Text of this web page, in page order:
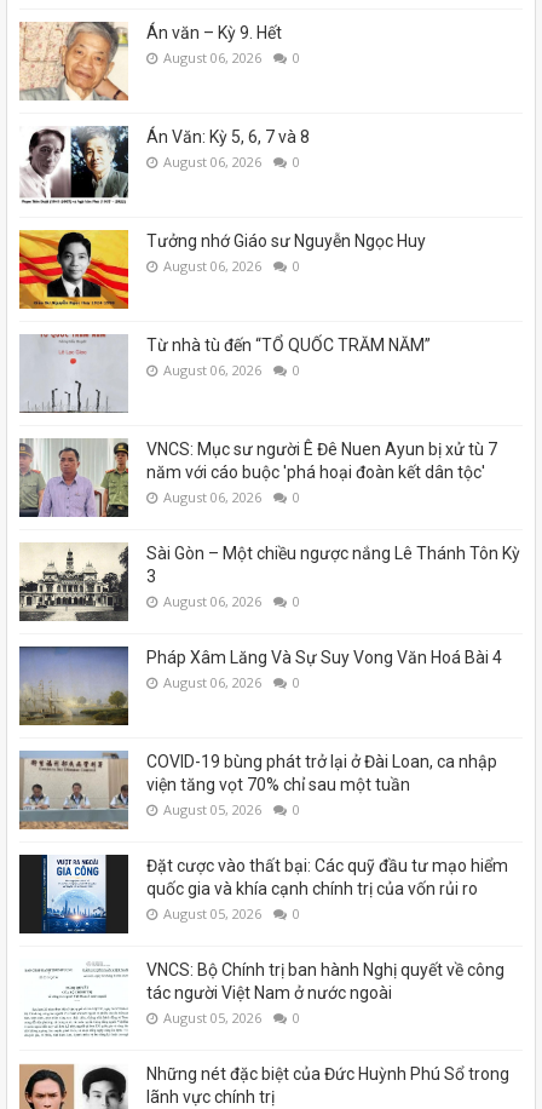
Án văn – Kỳ 9. Hết
August 06, 2026 0
Án Văn: Kỳ 5, 6, 7 và 8
August 06, 2026 0
Tưởng nhớ Giáo sư Nguyễn Ngọc Huy
August 06, 2026 0
Từ nhà tù đến “TỔ QUỐC TRĂM NĂM”
August 06, 2026 0
VNCS: Mục sư người Ê Đê Nuen Ayun bị xử tù 7
năm với cáo buộc 'phá hoại đoàn kết dân tộc'
August 06, 2026 0
Sài Gòn – Một chiều ngược nắng Lê Thánh Tôn Kỳ
3
August 06, 2026 0
Pháp Xâm Lăng Và Sự Suy Vong Văn Hoá Bài 4
August 06, 2026 0
COVID-19 bùng phát trở lại ở Đài Loan, ca nhập
viện tăng vọt 70% chỉ sau một tuần
August 05, 2026 0
Đặt cược vào thất bại: Các quỹ đầu tư mạo hiểm
quốc gia và khía cạnh chính trị của vốn rủi ro
August 05, 2026 0
VNCS: Bộ Chính trị ban hành Nghị quyết về công
tác người Việt Nam ở nước ngoài
August 05, 2026 0
Những nét đặc biệt của Đức Huỳnh Phú Sổ trong
lãnh vực chính trị